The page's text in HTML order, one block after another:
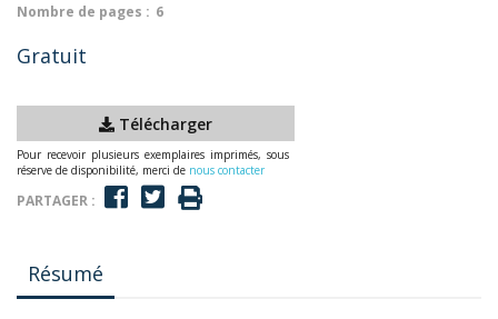
Nombre de pages : 6
Gratuit
Télécharger
Pour recevoir plusieurs exemplaires imprimés, sous
réserve de disponibilité, merci de nous contacter
PARTAGER :
Résumé